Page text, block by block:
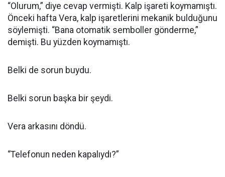
“Olurum,” diye cevap vermişti. Kalp işareti koymamıştı.
Önceki hafta Vera, kalp işaretlerini mekanik bulduğunu
söylemişti. “Bana otomatik semboller gönderme,”
demişti. Bu yüzden koymamıştı.
Belki de sorun buydu.
Belki sorun başka bir şeydi.
Vera arkasını döndü.
“Telefonun neden kapalıydı?”